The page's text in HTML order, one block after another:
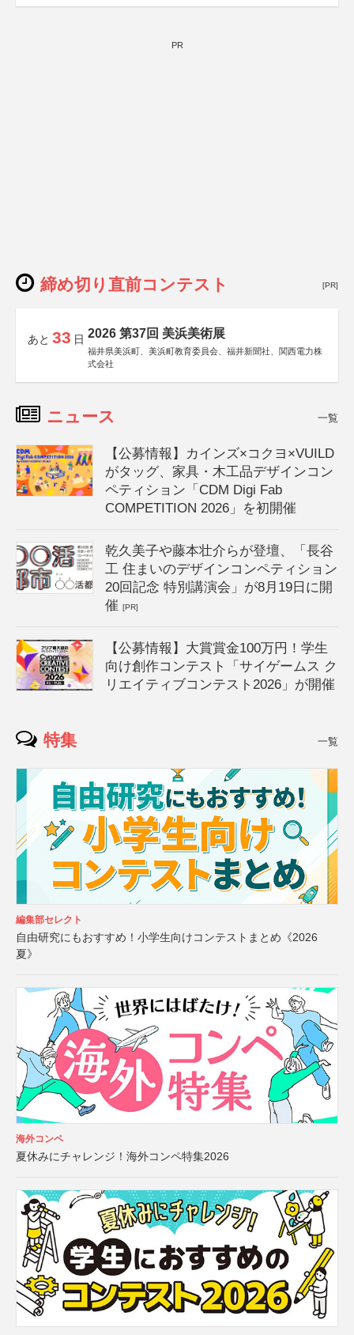
PR
締め切り直前コンテスト [PR]
あと 33 日 2026 第37回 美浜美術展
福井県美浜町、美浜町教育委員会、福井新聞社、関西電力株
式会社
ニュース 一覧
【公募情報】カインズ×コクヨ×VUILD
がタッグ、家具・木工品デザインコン
ペティション「CDM Digi Fab
COMPETITION 2026」を初開催
乾久美子や藤本壮介らが登壇、「長谷
工 住まいのデザインコンペティション
20回記念 特別講演会」が8月19日に開
催[PR]
【公募情報】大賞賞金100万円！学生
向け創作コンテスト「サイゲームス ク
リエイティブコンテスト2026」が開催
特集 一覧
編集部セレクト
自由研究にもおすすめ！小学生向けコンテストまとめ《2026
夏》
海外コンペ
夏休みにチャレンジ！海外コンペ特集2026